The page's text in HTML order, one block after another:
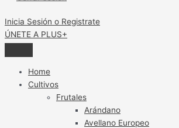
Inicia Sesión o Registrate
ÚNETE A PLUS+
Home
Cultivos
Frutales
Arándano
Avellano Europeo